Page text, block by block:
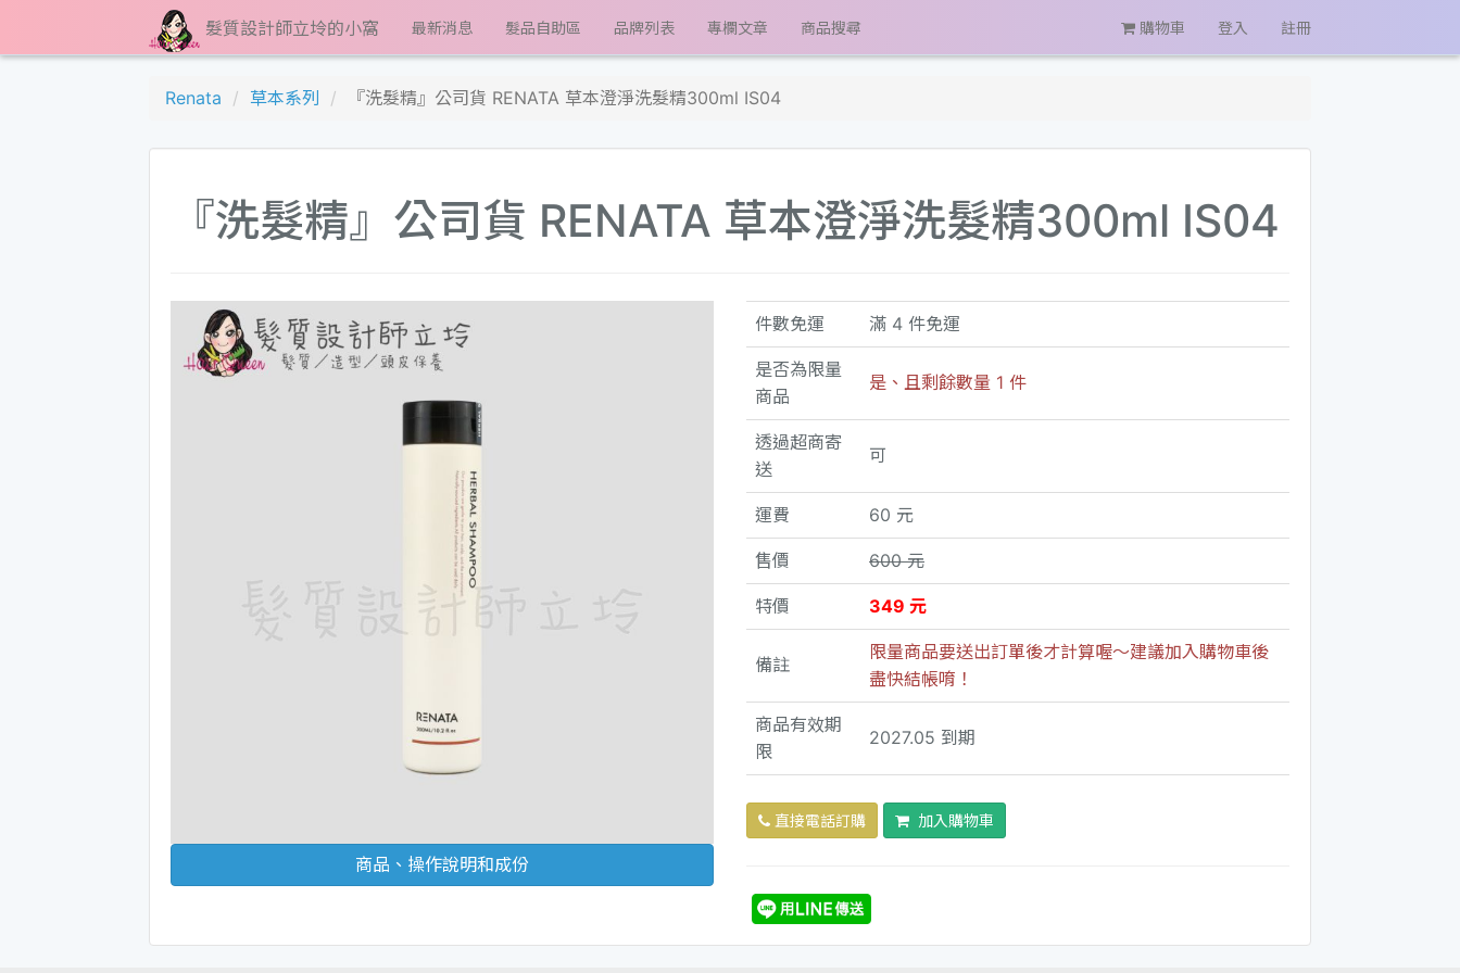
髮質設計師立坽的小窩 最新消息 髮品自助區 品牌列表 專欄文章 商品搜尋 購物車 登入 註冊
Renata 草本系列 『洗髮精』公司貨 RENATA 草本澄淨洗髮精300ml IS04
『洗髮精』公司貨 RENATA 草本澄淨洗髮精300ml IS04
商品、操作說明和成份
件數免運 滿 4 件免運
是否為限量
商品
是、且剩餘數量 1 件
透過超商寄
送
可
運費 60 元
售價 600 元
特價 349 元
備註
限量商品要送出訂單後才計算喔～建議加入購物車後
盡快結帳唷！
商品有效期
限
2027.05 到期
直接電話訂購 加入購物車